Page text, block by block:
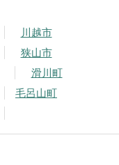
川越市
狭山市
滑川町
毛呂山町